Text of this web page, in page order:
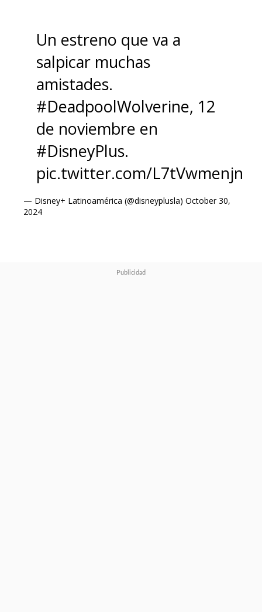
Un estreno que va a
salpicar muchas
amistades.
#DeadpoolWolverine, 12
de noviembre en
#DisneyPlus.
pic.twitter.com/L7tVwmenjn
— Disney+ Latinoamérica (@disneyplusla) October 30,
2024